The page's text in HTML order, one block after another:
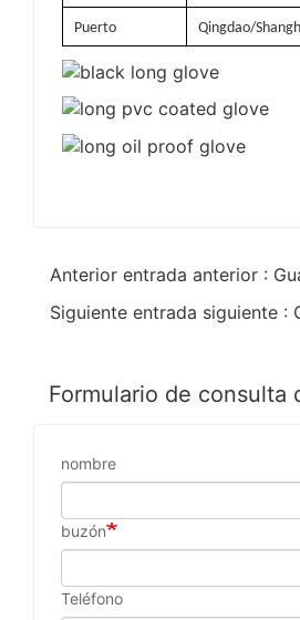
Puerto Qingdao/
Formulario de consulta
nombre
buzón
Teléfono